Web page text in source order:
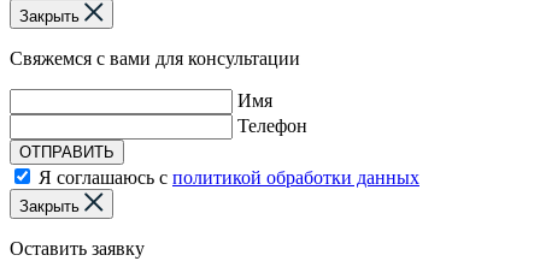
Закрыть
Свяжемся с вами для консультации
Имя
Телефон
ОТПРАВИТЬ
Я соглашаюсь с политикой обработки данных
Закрыть
Оставить заявку